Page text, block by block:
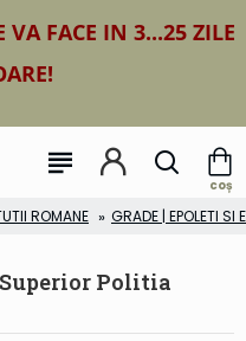
VA FACE IN 3...25 ZILE
ROMANE GRADE | EPOLETI SI
Politia